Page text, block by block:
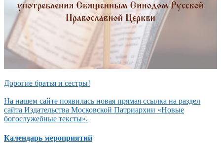
Дорогие братья и сестры!
На нашем сайте появилась новая прямая ссылка на раздел
сайта Издательства Московской Патриархии «Новые
богослужебные тексты».
Календарь мероприятий